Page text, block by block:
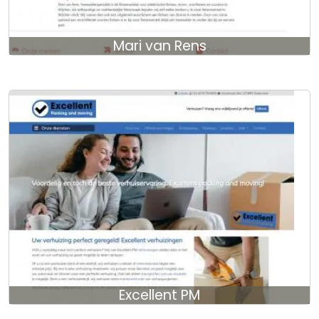
Mari van Rens
Excellent PM